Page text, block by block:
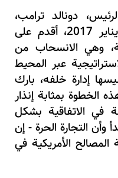
دونالد ترامب،
لسلطاته الدستورية في 20 يناير 2017، أقدم على
وهي الانسحاب من
عبر المحيط
إدارة خلفه، بارك
وكانت هذه الخطوة بمثابة إنذار
في الاتفاقية بشكل
وأن التجارة الحرة - إن
الأمريكية في